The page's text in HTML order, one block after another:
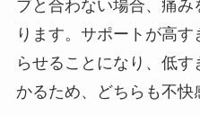
ブと合わない場合、痛
ります。サポートが高
らせることになり、低
かるため、どちらも不快